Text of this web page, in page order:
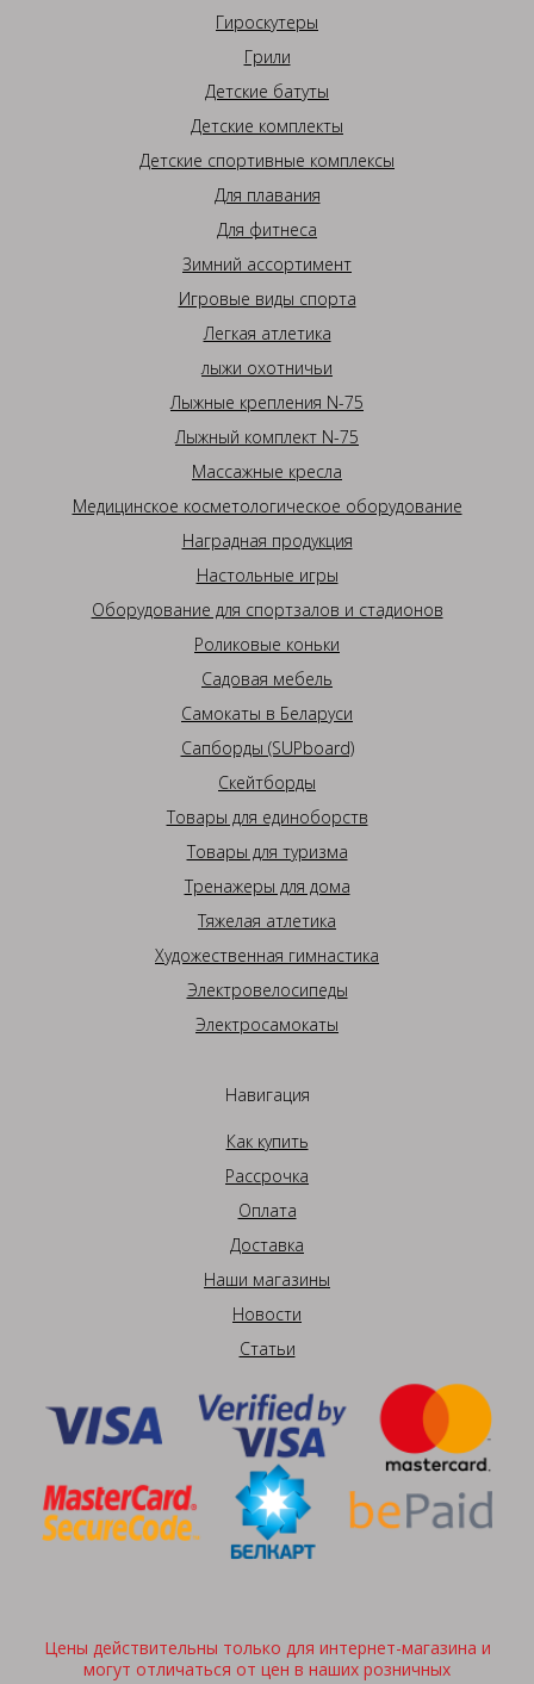
Гироскутеры
Грили
Детские батуты
Детские комплекты
Детские спортивные комплексы
Для плавания
Для фитнеса
Зимний ассортимент
Игровые виды спорта
Легкая атлетика
лыжи охотничьи
Лыжные крепления N-75
Лыжный комплект N-75
Массажные кресла
Медицинское косметологическое оборудование
Наградная продукция
Настольные игры
Оборудование для спортзалов и стадионов
Роликовые коньки
Садовая мебель
Самокаты в Беларуси
Сапборды (SUPboard)
Скейтборды
Товары для единоборств
Товары для туризма
Тренажеры для дома
Тяжелая атлетика
Художественная гимнастика
Электровелосипеды
Электросамокаты
Навигация
Как купить
Рассрочка
Оплата
Доставка
Наши магазины
Новости
Статьи
Цены действительны только для интернет-магазина и
могут отличаться от цен в наших розничных